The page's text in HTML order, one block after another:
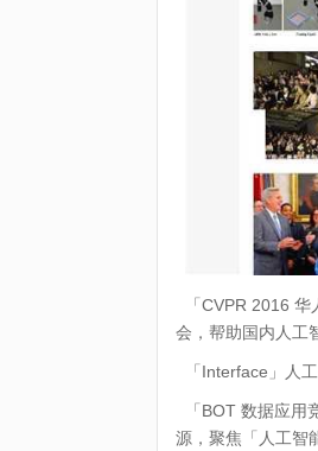
「CVPR 2016 华
会，帮助国内人工
「Interface」人
「BOT 数据应用
源，聚焦「人工智